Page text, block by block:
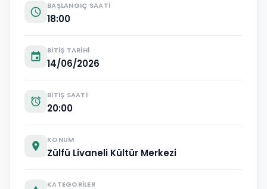
schedule
BAŞLANGIÇ SAATI
18:00
event
BITIŞ TARIHI
14/06/2026
alarm
BITIŞ SAATI
20:00
location_on
KONUM
Zülfü Livaneli Kültür Merkezi
KATEGORILER